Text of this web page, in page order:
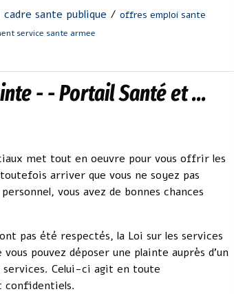
sante publique / offres emploi sante
service sante armee
- - Portail Santé et ...
met tout en oeuvre pour vous offrir les
arriver que vous ne soyez pas
vous avez de bonnes chances
pas été respectés, la Loi sur les services
pouvez déposer une plainte auprès d'un
services. Celui-ci agit en toute
confidentiels.